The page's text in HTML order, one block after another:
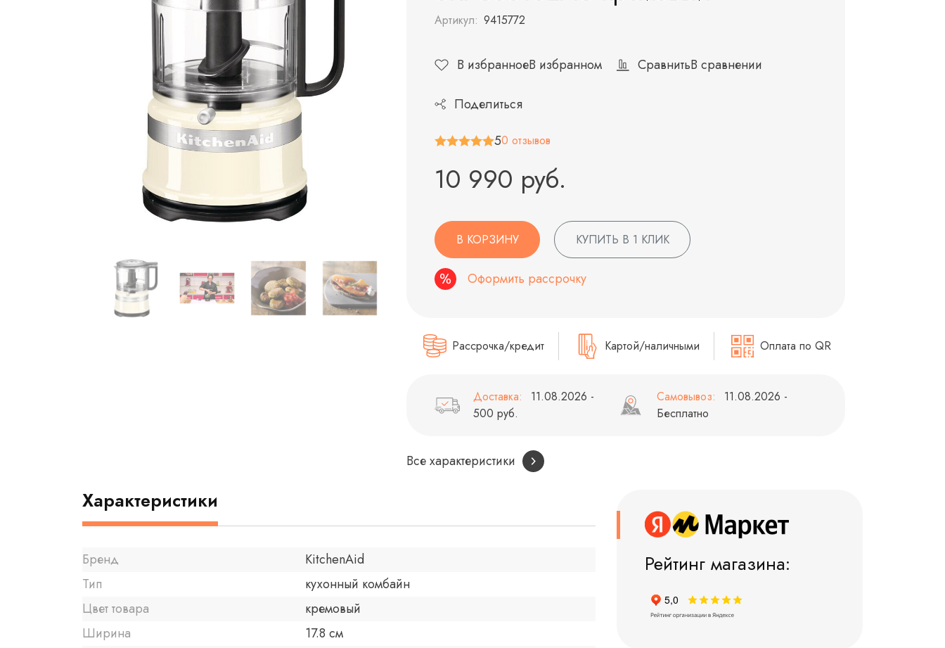
Артикул: 9415772
В избранноеВ избранном СравнитьВ сравнении
Поделиться
50 отзывов
10 990 руб.
В КОРЗИНУ КУПИТЬ В 1 КЛИК
Оформить рассрочку
Рассрочка/кредит Картой/наличными Оплата по QR
Доставка:
11.08.2026 -
500 руб.
Самовывоз:
11.08.2026 -
Бесплатно
Все характеристики
Рейтинг магазина:
Характеристики
Бренд
KitchenAid
Тип
кухонный комбайн
Цвет товара
кремовый
Ширина
17.8 см